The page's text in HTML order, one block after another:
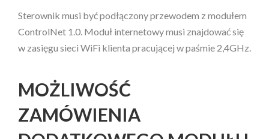
Sterownik musi być podłączony przewodem z modułem
ControlNet 1.0. Moduł internetowy musi znajdować się
w zasięgu sieci WiFi klienta pracującej w paśmie 2,4GHz.
MOŻLIWOŚĆ
ZAMÓWIENIA